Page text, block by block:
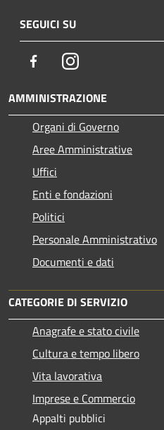
SEGUICI SU
FacebookInstagram
AMMINISTRAZIONE
Organi di Governo
Aree Amministrative
Uffici
Enti e fondazioni
Politici
Personale Amministrativo
Documenti e dati
CATEGORIE DI SERVIZIO
Anagrafe e stato civile
Cultura e tempo libero
Vita lavorativa
Imprese e Commercio
Appalti pubblici